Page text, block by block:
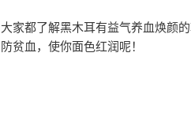
大家都了解黑木耳有益气养血焕颜
防贫血，使你面色红润呢！